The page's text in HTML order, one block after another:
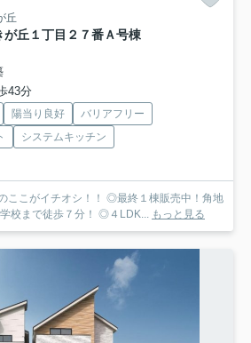
丘
が丘１丁目２７番Ａ号棟
43分
陽当り良好
バリアフリー
システムキッチン
ここがイチオシ！！ ◎最終１棟販売中！角地
校まで徒歩７分！ ◎４LDK... もっと見る